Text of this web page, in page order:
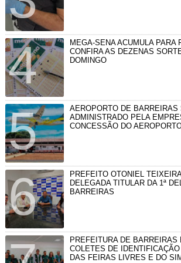
MEGA-SENA ACUMULA PARA
CONFIRA AS DEZENAS
DOMINGO
AEROPORTO DE BARREIRAS
ADMINISTRADO PELA
CONCESSÃO DO
PREFEITO OTONIEL
DELEGADA TITULAR DA 1ª
BARREIRAS
PREFEITURA DE BARREIRAS
COLETES DE
DAS FEIRAS LIVRES E DO